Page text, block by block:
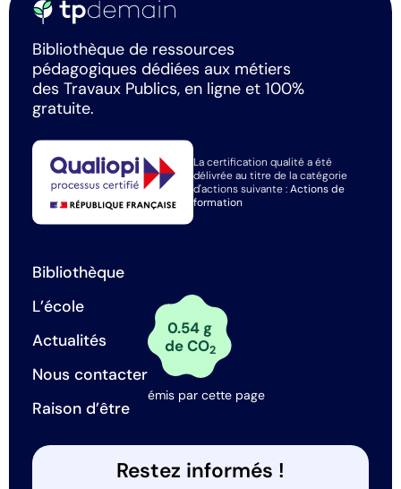
Bibliothèque de ressources
pédagogiques dédiées aux métiers
des Travaux Publics, en ligne et 100%
gratuite.
La certification qualité a été
délivrée au titre de la catégorie
d'actions suivante :Actions de
formation
Bibliothèque
L’école
Actualités
Nous contacter
Raison d’être
0.54 g
de CO2
émis par cette page
Restez informés !